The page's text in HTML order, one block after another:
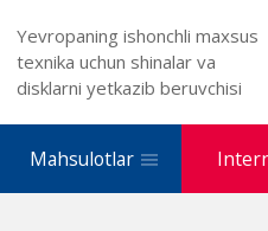
Yevropaning ishonchli maxsus
texnika uchun shinalar va
disklarni yetkazib beruvchisi
Mahsulotlar